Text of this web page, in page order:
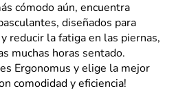
cómodo aún, encuentra
diseñados para
reducir la fatiga en las piernas,
muchas horas sentado.
Ergonomus y elige la mejor
comodidad y eficiencia!